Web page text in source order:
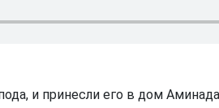
и принесли его в дом